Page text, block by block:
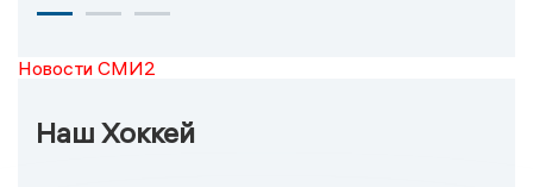
Новости СМИ2
Наш Хоккей